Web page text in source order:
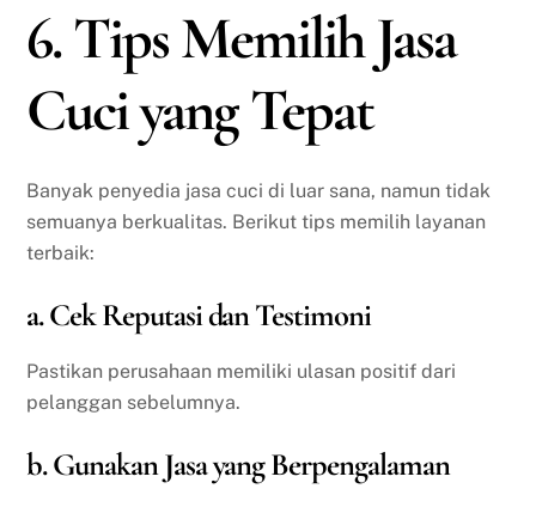
6. Tips Memilih Jasa
Cuci yang Tepat
Banyak penyedia jasa cuci di luar sana, namun tidak
semuanya berkualitas. Berikut tips memilih layanan
terbaik:
a. Cek Reputasi dan Testimoni
Pastikan perusahaan memiliki ulasan positif dari
pelanggan sebelumnya.
b. Gunakan Jasa yang Berpengalaman